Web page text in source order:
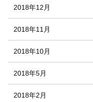
2018年12月
2018年11月
2018年10月
2018年5月
2018年2月